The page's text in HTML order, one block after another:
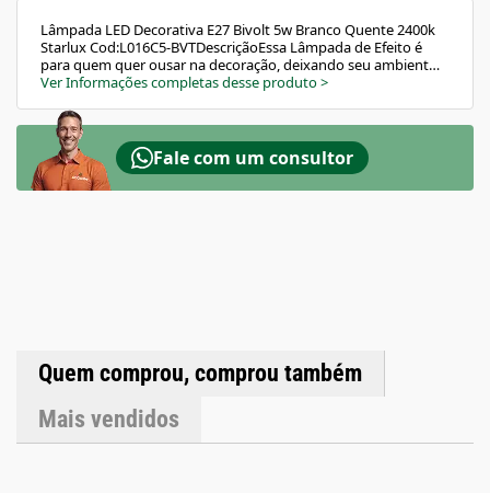
Lâmpada LED Decorativa E27 Bivolt 5w Branco Quente 2400k
Starlux Cod:L016C5-BVTDescriçãoEssa Lâmpada de Efeito é
para quem quer ousar na decoração, deixando seu ambiente
com um estilo único, perfeito para decorações
StarluxCor: TransparenteUso: InternoTipo de Lâmpada:
DecorativaCor da Luz: Branco Quente - 2400KPotência (W): 5
WÂngulo de Abertura: 360°Fluxo Luminoso (lúmens): 460
lmSoquete: E27Voltagem: BivoltDimerização: NãoTamanho
Aproximado (LxAxP): 7,5 x 17 cmPeso: 670 gO que vem na
Ver Informações completas desse produto>
Fale com um consultor
Quem comprou, comprou também
Mais vendidos